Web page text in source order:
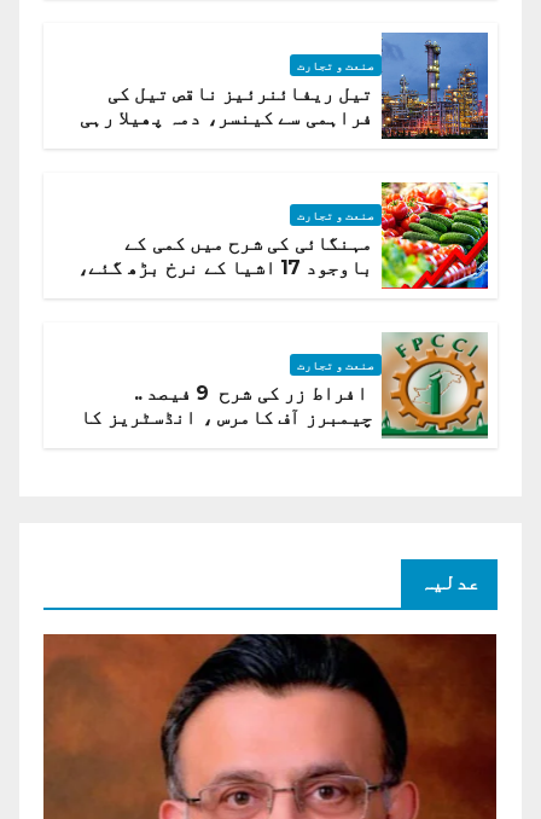
صنعت و تجارت
تیل ریفائنرئیز ناقص تیل کی
فراہمی سے کینسر، دمہ پھیلا رہی
صنعت و تجارت
مہنگائی کی شرح میں کمی کے
باوجود 17 اشیا کے نرخ بڑھ گئے،
صنعت و تجارت
افراط زر کی شرح 9 فیصد ..
چیمبرز آف کامرس ، انڈسٹریز کا
عدلیہ